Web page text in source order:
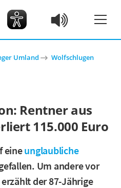
Umland
Wolfschlugen
Rentner aus
115.000 Euro
eineunglaubliche
Um andere vor
der 87-Jährige